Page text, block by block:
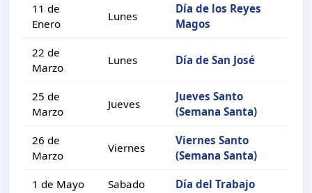
11 de
Enero
Lunes
Día de los Reyes
Magos
22 de
Marzo
Lunes Día de San José
25 de
Marzo
Jueves
Jueves Santo
(Semana Santa)
26 de
Marzo
Viernes
Viernes Santo
(Semana Santa)
1 de Mayo Sabado Día del Trabajo